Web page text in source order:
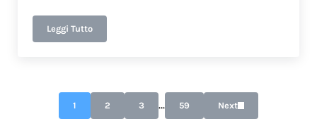
Leggi TuttoCome togliere macchie di curry
Page
1 Page
2 Page
3 Interim pages omitted
… Page
59 Next